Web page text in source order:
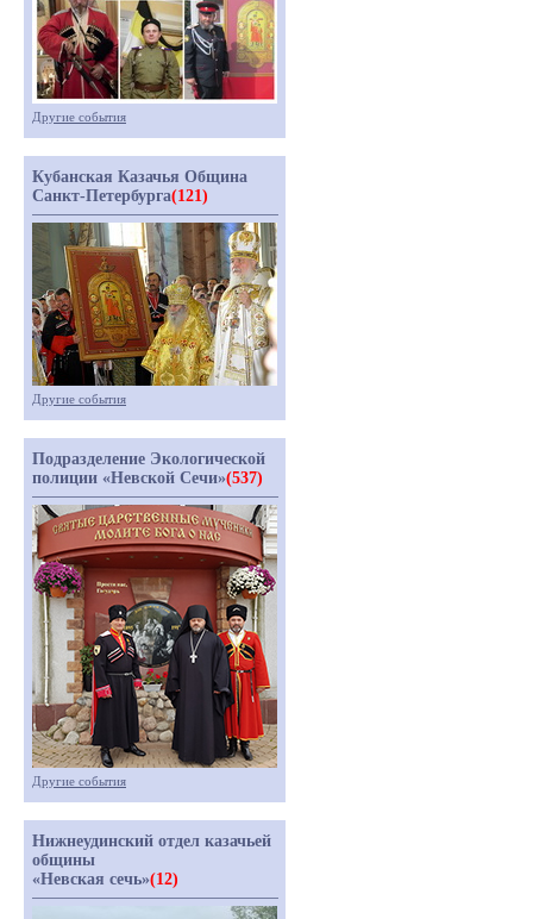
Другие события
Кубанская Казачья Община
Санкт-Петербурга(121)
Другие события
Подразделение Экологической
полиции «Невской Сечи»(537)
Другие события
Нижнеудинский отдел казачьей
общины
«Невская сечь»(12)